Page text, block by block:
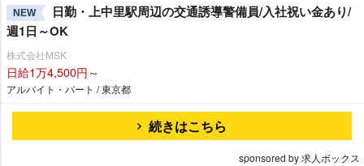
NEW
日勤・上中里駅周辺の交通誘導警備員/入社祝い金あり/
週1日～OK
株式会社MSK
日給1万4,500円～
アルバイト・パート / 東京都
続きはこちら
sponsored by 求人ボックス